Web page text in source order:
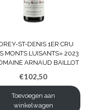
ST-DENIS 1ER CRU
MONTS LUISANTS» 2023
ARNAUD BAILLOT
€102,50
Toevoegen aan
winkelwagen